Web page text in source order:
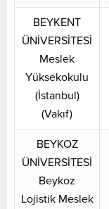
BEYKENT
ÜNİVERSİTESİ
Meslek
Yüksekokulu
(İstanbul)
(Vakıf)
BEYKOZ
ÜNİVERSİTESİ
Beykoz
Lojistik Meslek